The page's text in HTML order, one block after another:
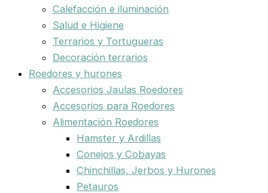
Calefacción e iluminación
Salud e Higiene
Terrarios y Tortugueras
Decoración terrarios
Roedores y hurones
Accesorios Jaulas Roedores
Accesorios para Roedores
Alimentación Roedores
Hamster y Ardillas
Conejos y Cobayas
Chinchillas, Jerbos y Hurones
Petauros